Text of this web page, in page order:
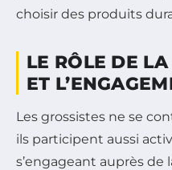
choisir des produits
LE RÔLE DE
ET
Les grossistes ne se
ils participent aussi
s’engageant auprès de